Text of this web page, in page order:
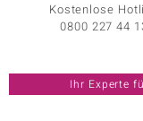
Kostenlose
0800 227 44
Ihr Experte